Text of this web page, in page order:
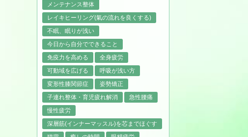
メンテナンス整体
レイキヒーリング(氣の流れを良くする)
不眠、眠りが浅い
今日から自分でできること
免疫力を高める
全身疲労
可動域を広げる
呼吸が浅い方
変形性膝関節症
姿勢矯正
子連れ整体・育児疲れ解消
急性腰痛
慢性疲労
深層筋(インナーマッスル)を芯までほぐす